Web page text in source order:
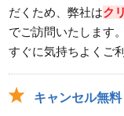
だくため、弊社はク
でご訪問いたします
すぐに気持ちよくご
キャンセル無料